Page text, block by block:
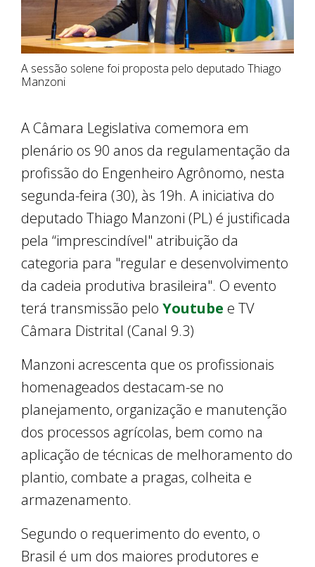
A sessão solene foi proposta pelo deputado Thiago
Manzoni
A Câmara Legislativa comemora em
plenário os 90 anos da regulamentação da
profissão do Engenheiro Agrônomo, nesta
segunda-feira (30), às 19h. A iniciativa do
deputado Thiago Manzoni (PL) é justificada
pela “imprescindível" atribuição da
categoria para "regular e desenvolvimento
da cadeia produtiva brasileira". O evento
terá transmissão pelo Youtube e TV
Câmara Distrital (Canal 9.3)
Manzoni acrescenta que os profissionais
homenageados destacam-se no
planejamento, organização e manutenção
dos processos agrícolas, bem como na
aplicação de técnicas de melhoramento do
plantio, combate a pragas, colheita e
armazenamento.
Segundo o requerimento do evento, o
Brasil é um dos maiores produtores e